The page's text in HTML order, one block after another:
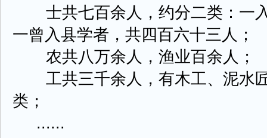
士共七百余人，约分二类：一
一曾入县学者，共四百六十三人；
农共八万余人，渔业百余人；
工共三千余人，有木工、泥水
类；
......